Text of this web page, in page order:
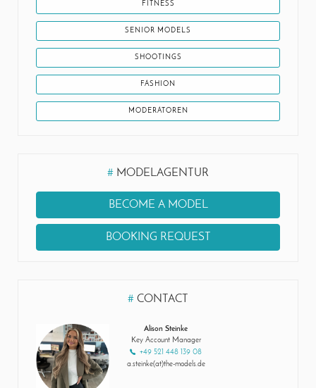
FITNESS
SENIOR MODELS
SHOOTINGS
FASHION
MODERATOREN
# MODELAGENTUR
BECOME A MODEL
BOOKING REQUEST
# CONTACT
Alison Steinke
Key Account Manager
+49 521 448 139 08
a.steinke(at)the-models.de